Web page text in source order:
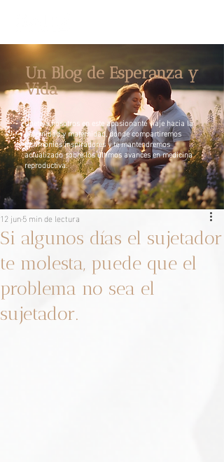
Un Blog de Esperanza y
Vida
Únete a nosotros en este apasionante viaje hacia la
paternidad y maternidad, donde compartiremos
testimonios inspiradores y te mantendremos
actualizado sobre los últimos avances en medicina
reproductiva.
Si algunos días el sujetador
te molesta, puede que el
problema no sea el
sujetador.
12 jun5 min de lectura